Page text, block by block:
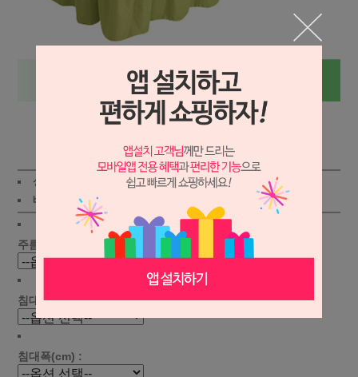
상세보기
상품가 : 57,800원적립금:450원
배송비 :
주름선택 :
침대길이(cm) :
침대폭(cm) :